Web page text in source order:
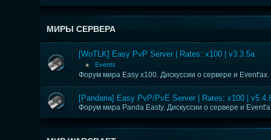
МИРЫ СЕРВЕРА
[WoTLK] Easy PvP Server | Rates: x100 | v3.3.5a
Events
Форум мира Easy x100. Дискуссии о сервере и Event'ax.
[Pandaria] Easy PvP/PvE Server | Rates: x100 |
Форум мира Panda Easty. Дискуссии о сервере и